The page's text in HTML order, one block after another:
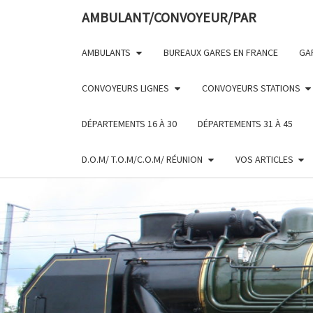
AMBULANT/CONVOYEUR/PAR
AMBULANTS BUREAUX GARES EN FRANCE
CONVOYEURS LIGNES CONVOYEURS STATIONS
DÉPARTEMENTS 16 À 30 DÉPARTEMENTS 31 À 45
D.O.M/ T.O.M/C.O.M/ RÉUNION VOS ARTICLES